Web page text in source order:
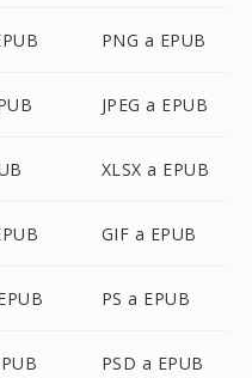
PNG a EPUB
JPEG a EPUB
XLSX a EPUB
GIF a EPUB
PS a EPUB
PSD a EPUB